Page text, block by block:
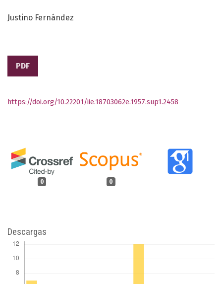
Justino Fernández
PDF
0 0
https://doi.org/10.22201/iie.18703062e.1957.sup1.2458
Descargas